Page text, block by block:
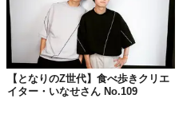
自分にしかな
たくさん模索
今も変わ
最近お気に入り/注
世界一好きなのは
【となりのZ世代】食べ歩きクリエ
イター・いなせさん No.109